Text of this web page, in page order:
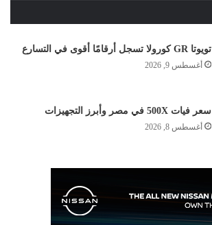
تويوتا GR كورولا تسجل أرقامًا أقوى في التسارع
أغسطس 9, 2026
سعر فيات 500X في مصر وأبرز التجهيزات
أغسطس 8, 2026